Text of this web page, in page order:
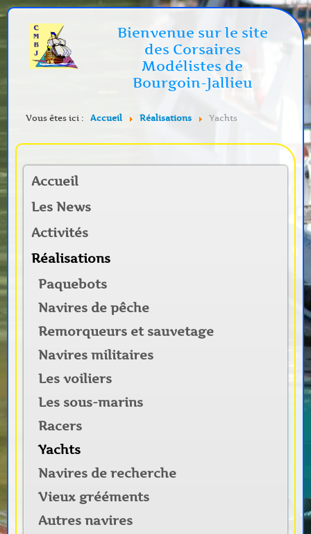
Bienvenue sur le site
des Corsaires
Modélistes de
Bourgoin-Jallieu
Vous êtes ici : Accueil Réalisations Yachts
Accueil
Les News
Activités
Réalisations
Paquebots
Navires de pêche
Remorqueurs et sauvetage
Navires militaires
Les voiliers
Les sous-marins
Racers
Yachts
Navires de recherche
Vieux grééments
Autres navires